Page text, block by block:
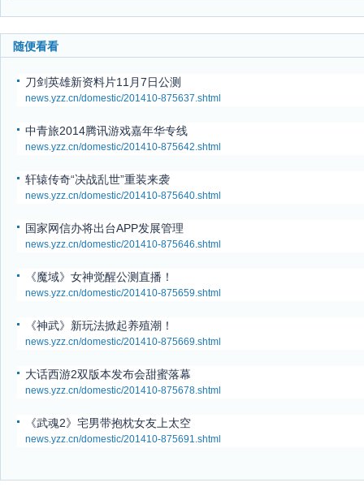
随便看看
刀剑英雄新资料片11月7日公测
news.yzz.cn/domestic/201410-875637.shtml
中青旅2014腾讯游戏嘉年华专线
news.yzz.cn/domestic/201410-875642.shtml
轩辕传奇“决战乱世”重装来袭
news.yzz.cn/domestic/201410-875640.shtml
国家网信办将出台APP发展管理
news.yzz.cn/domestic/201410-875646.shtml
《魔域》女神觉醒公测直播！
news.yzz.cn/domestic/201410-875659.shtml
《神武》新玩法掀起养殖潮！
news.yzz.cn/domestic/201410-875669.shtml
大话西游2双版本发布会甜蜜落幕
news.yzz.cn/domestic/201410-875678.shtml
《武魂2》宅男带抱枕女友上太空
news.yzz.cn/domestic/201410-875691.shtml